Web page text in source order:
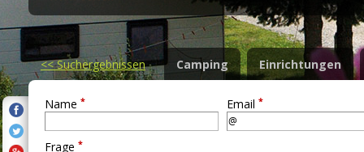
<<Suchergebnissen Camping Einrichtungen
Name * Email *
Frage *